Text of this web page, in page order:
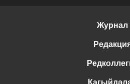
Журнал